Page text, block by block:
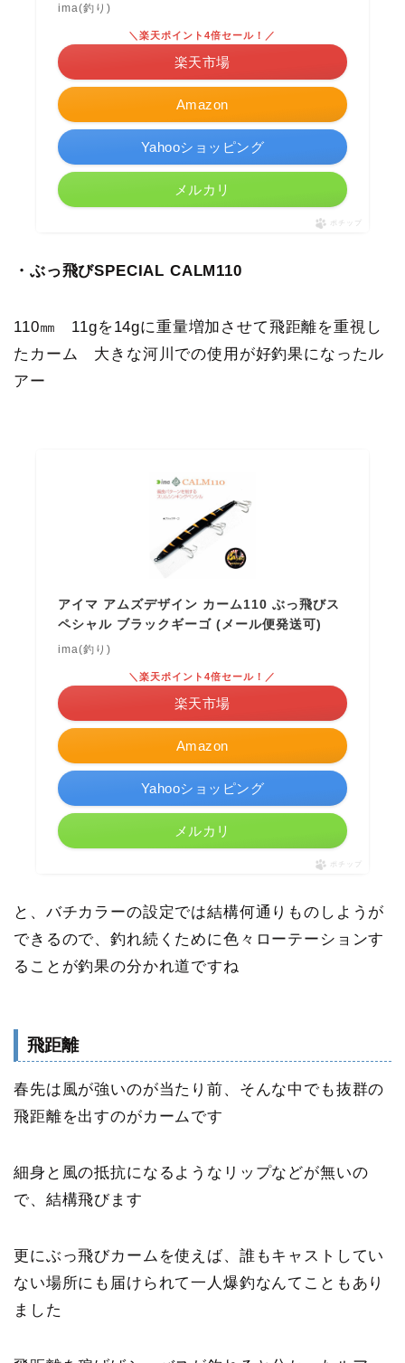
ima(釣り)
Amazon
＼楽天ポイント4倍セール！／
楽天市場
Yahooショッピング
メルカリ
ポチップ
・ぶっ飛びSPECIAL CALM110
110㎜ 11gを14gに重量増加させて飛距離を重視し
たカーム 大きな河川での使用が好釣果になったル
アー
アイマ アムズデザイン カーム110 ぶっ飛びス
ペシャル ブラックギーゴ (メール便発送可)
ima(釣り)
Amazon
＼楽天ポイント4倍セール！／
楽天市場
Yahooショッピング
メルカリ
ポチップ
と、バチカラーの設定では結構何通りものしようが
できるので、釣れ続くために色々ローテーションす
ることが釣果の分かれ道ですね
飛距離
春先は風が強いのが当たり前、そんな中でも抜群の
飛距離を出すのがカームです
細身と風の抵抗になるようなリップなどが無いの
で、結構飛びます
更にぶっ飛びカームを使えば、誰もキャストしてい
ない場所にも届けられて一人爆釣なんてこともあり
ました